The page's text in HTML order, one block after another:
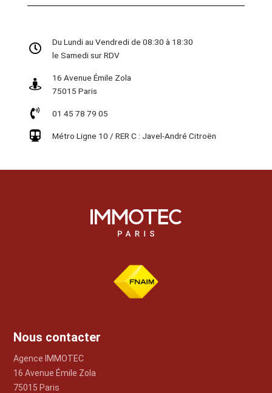
Du Lundi au Vendredi de 08:30 à 18:30
le Samedi sur RDV
16 Avenue Émile Zola
75015 Paris
01 45 78 79 05
Métro Ligne 10 / RER C : Javel-André Citroën
Nous contacter
Agence IMMOTEC
16 Avenue Émile Zola
75015 Paris